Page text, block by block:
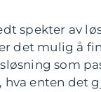
spekter av
det mulig å
som
hva enten det